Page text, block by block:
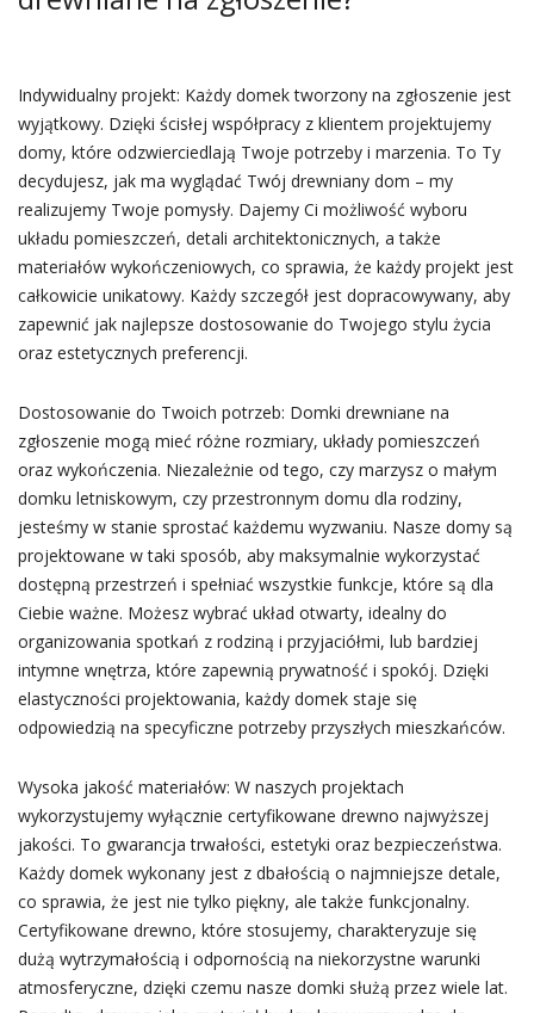
Indywidualny projekt: Każdy domek tworzony na zgłoszenie jest
wyjątkowy. Dzięki ścisłej współpracy z klientem projektujemy
domy, które odzwierciedlają Twoje potrzeby i marzenia. To Ty
decydujesz, jak ma wyglądać Twój drewniany dom – my
realizujemy Twoje pomysły. Dajemy Ci możliwość wyboru
układu pomieszczeń, detali architektonicznych, a także
materiałów wykończeniowych, co sprawia, że każdy projekt jest
całkowicie unikatowy. Każdy szczegół jest dopracowywany, aby
zapewnić jak najlepsze dostosowanie do Twojego stylu życia
oraz estetycznych preferencji.
Dostosowanie do Twoich potrzeb: Domki drewniane na
zgłoszenie mogą mieć różne rozmiary, układy pomieszczeń
oraz wykończenia. Niezależnie od tego, czy marzysz o małym
domku letniskowym, czy przestronnym domu dla rodziny,
jesteśmy w stanie sprostać każdemu wyzwaniu. Nasze domy są
projektowane w taki sposób, aby maksymalnie wykorzystać
dostępną przestrzeń i spełniać wszystkie funkcje, które są dla
Ciebie ważne. Możesz wybrać układ otwarty, idealny do
organizowania spotkań z rodziną i przyjaciółmi, lub bardziej
intymne wnętrza, które zapewnią prywatność i spokój. Dzięki
elastyczności projektowania, każdy domek staje się
odpowiedzią na specyficzne potrzeby przyszłych mieszkańców.
Wysoka jakość materiałów: W naszych projektach
wykorzystujemy wyłącznie certyfikowane drewno najwyższej
jakości. To gwarancja trwałości, estetyki oraz bezpieczeństwa.
Każdy domek wykonany jest z dbałością o najmniejsze detale,
co sprawia, że jest nie tylko piękny, ale także funkcjonalny.
Certyfikowane drewno, które stosujemy, charakteryzuje się
dużą wytrzymałością i odpornością na niekorzystne warunki
atmosferyczne, dzięki czemu nasze domki służą przez wiele lat.